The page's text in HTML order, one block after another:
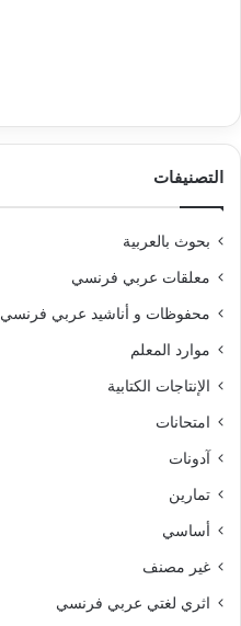
التصنيفات
بحوث بالعربية
معلقات عربي فرنسي
محفوظات و أناشيد عربي فرنسي
موارد المعلم
الإنتاجات الكتابية
امتحانات
آدونات
تمارين
أساسي
غير مصنف
اثري لغتي عربي فرنسي